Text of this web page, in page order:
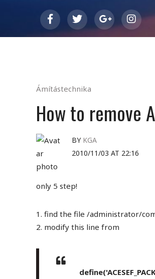
Ámítástechnika
How to remove
BY KGA
2010/11/03 AT 22:16
only 5 step!
1. find the file /administrator/
2. modify this line from